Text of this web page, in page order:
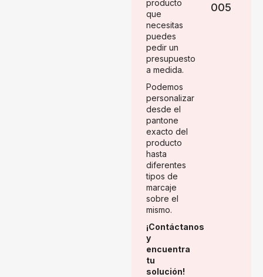
producto
que
necesitas
puedes
pedir un
presupuesto
a medida.
Podemos
personalizar
desde el
pantone
exacto del
producto
hasta
diferentes
tipos de
marcaje
sobre el
mismo.
¡Contáctanos
y
encuentra
tu
solución!
005